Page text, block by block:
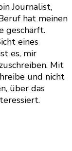
Journalist,
hat meinen
geschärft.
eines
es, mir
Mit
und nicht
über das